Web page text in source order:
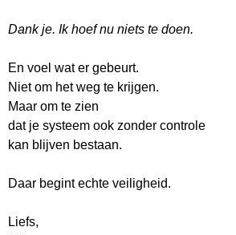
Dank je. Ik hoef nu niets te doen.
En voel wat er gebeurt.
Niet om het weg te krijgen.
Maar om te zien
dat je systeem ook zonder controle
kan blijven bestaan.
Daar begint echte veiligheid.
Liefs,